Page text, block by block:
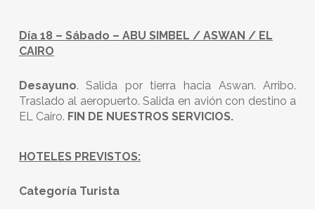
Día 18 – Sábado – ABU SIMBEL / ASWAN / EL
CAIRO
Desayuno. Salida por tierra hacia Aswan. Arribo.
Traslado al aeropuerto. Salida en avión con destino a
EL Cairo. FIN DE NUESTROS SERVICIOS.
HOTELES PREVISTOS:
Categoría Turista